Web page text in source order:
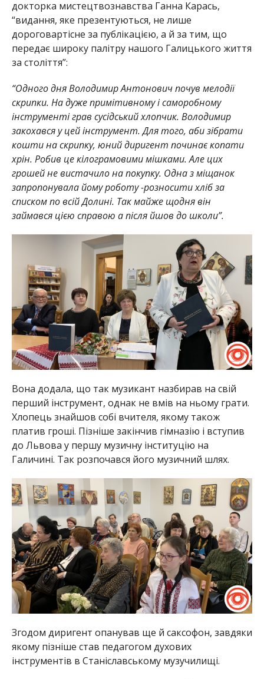
докторка мистецтвознавства Ганна Карась,
“видання, яке презентуються, не лише
дороговартісне за публікацією, а й за тим, що
передає широку палітру нашого Галицького життя
за століття”:
“Одного дня Володимир Антонович почув мелодії
скрипки. На дуже примітивному і саморобному
інструменті грав сусідський хлопчик. Володимир
закохався у цей інструмент. Для того, аби зібрати
кошти на скрипку, юний диригент починає копати
хрін. Робив це кілограмовими мішками. Але цих
грошей не вистачило на покупку. Одна з міщанок
запропонувала йому роботу -розносити хліб за
списком по всій Долині. Так майже щодня він
займався цією справою а після йшов до школи”.
Вона додала, що так музикант назбирав на свій
перший інструмент, однак не вмів на ньому грати.
Хлопець знайшов собі вчителя, якому також
платив гроші. Пізніше закінчив гімназію і вступив
до Львова у першу музичну інституцію на
Галичині. Так розпочався його музичний шлях.
Згодом диригент опанував ще й саксофон, завдяки
якому пізніше став педагогом духових
інструментів в Станіславському музучилищі.